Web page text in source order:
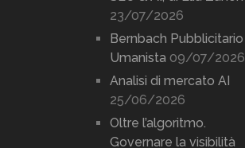
23/07/2026
Bernbach Pubblicitario
Umanista 09/07/2026
Analisi di mercato AI
25/06/2026
Oltre l’algoritmo.
Governare la visibilità